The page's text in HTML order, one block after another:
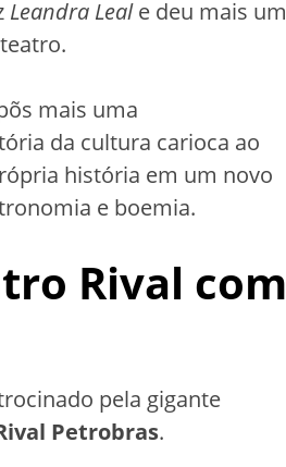
Leandra Leale deu mais um
mais uma
da cultura carioca ao
história em um novo
e boemia.
Rival com
pela gigante
Petrobras.